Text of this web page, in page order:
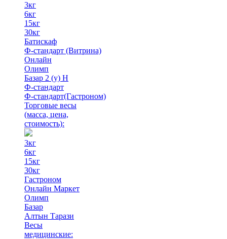
3кг
6кг
15кг
30кг
Батискаф
Ф-стандарт (Витрина)
Онлайн
Олимп
Базар 2 (у) Н
Ф-стандарт
Ф-стандарт(Гастроном)
Торговые весы
(масса, цена,
стоимость):
3кг
6кг
15кг
30кг
Гастроном
Онлайн Маркет
Олимп
Базар
Алтын Тарази
Весы
медицинские: